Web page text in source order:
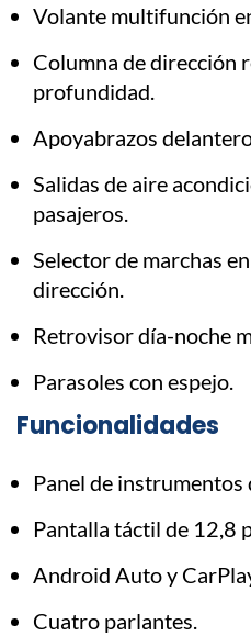
Volante multifunción
Columna de dirección
profundidad.
Apoyabrazos
Salidas de aire
pasajeros.
Selector de marchas
dirección.
Retrovisor día-noche
Parasoles con espejo.
Funcionalidades
Panel de
Pantalla táctil de 12,8
Android Auto y
Cuatro parlantes.